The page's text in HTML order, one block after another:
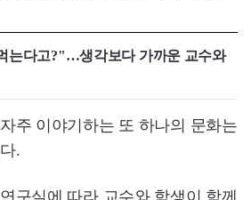
는다고?"…생각보다 가까운 교수와
주 이야기하는 또 하나의 문화는
.
구실에 따라 교수와 학생이 함께